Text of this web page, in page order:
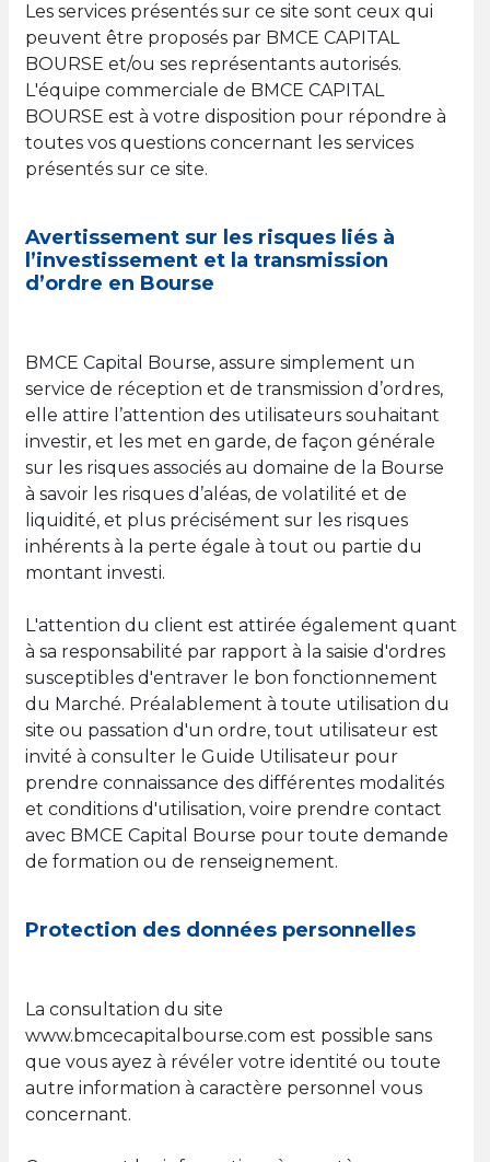
Les services présentés sur ce site sont ceux qui
peuvent être proposés par BMCE CAPITAL
BOURSE et/ou ses représentants autorisés.
L'équipe commerciale de BMCE CAPITAL
BOURSE est à votre disposition pour répondre à
toutes vos questions concernant les services
présentés sur ce site.
Avertissement sur les risques liés à
l’investissement et la transmission
d’ordre en Bourse
BMCE Capital Bourse, assure simplement un
service de réception et de transmission d’ordres,
elle attire l’attention des utilisateurs souhaitant
investir, et les met en garde, de façon générale
sur les risques associés au domaine de la Bourse
à savoir les risques d’aléas, de volatilité et de
liquidité, et plus précisément sur les risques
inhérents à la perte égale à tout ou partie du
montant investi.
L'attention du client est attirée également quant
à sa responsabilité par rapport à la saisie d'ordres
susceptibles d'entraver le bon fonctionnement
du Marché. Préalablement à toute utilisation du
site ou passation d'un ordre, tout utilisateur est
invité à consulter le Guide Utilisateur pour
prendre connaissance des différentes modalités
et conditions d'utilisation, voire prendre contact
avec BMCE Capital Bourse pour toute demande
de formation ou de renseignement.
Protection des données personnelles
La consultation du site
www.bmcecapitalbourse.com est possible sans
que vous ayez à révéler votre identité ou toute
autre information à caractère personnel vous
concernant.